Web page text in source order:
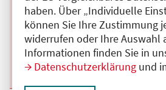
haben. Über „Individuelle
können Sie Ihre Zustimmung
widerrufen oder Ihre Auswahl
Informationen finden Sie in
Datenschutzerklärung und
Fortbildungsakademie der
Gesellschaft für Neurologie -
Veranstaltungsort:
Online
Kategorie:D
Fortbildungspunkte:2
Details anzeigen